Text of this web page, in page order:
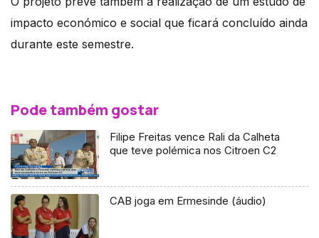
impacto económico e social que ficará concluído ainda
durante este semestre.
Pode também gostar
Filipe Freitas vence Rali da Calheta
que teve polémica nos Citroen C2
CAB joga em Ermesinde (áudio)